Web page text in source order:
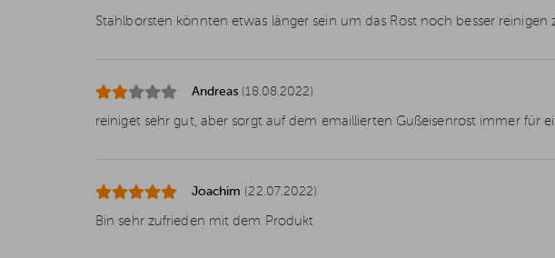
Stahlborsten könnten etwas länger sein um das Rost noch besser reinigen
Andreas (18.08.2022)
reiniget sehr gut, aber sorgt auf dem emaillierten Gußeisenrost immer für
Joachim (22.07.2022)
Bin sehr zufrieden mit dem Produkt